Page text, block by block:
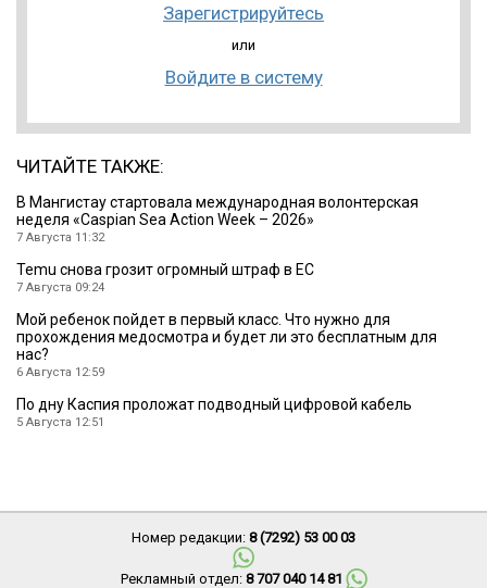
Зарегистрируйтесь
или
Войдите в систему
ЧИТАЙТЕ ТАКЖЕ:
B Мангистау стартовала международная волонтерская
неделя «Caspian Sea Action Week – 2026»
7 Августа 11:32
Temu снова грозит огромный штраф в ЕС
7 Августа 09:24
Мой ребенок пойдет в первый класс. Что нужно для
прохождения медосмотра и будет ли это бесплатным для
нас?
6 Августа 12:59
По дну Каспия проложат подводный цифровой кабель
5 Августа 12:51
Номер редакции: 8 (7292) 53 00 03
Рекламный отдел: 8 707 040 14 81